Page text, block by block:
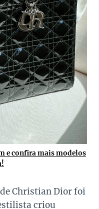
e confira mais modelos
Christian Dior foi
criou